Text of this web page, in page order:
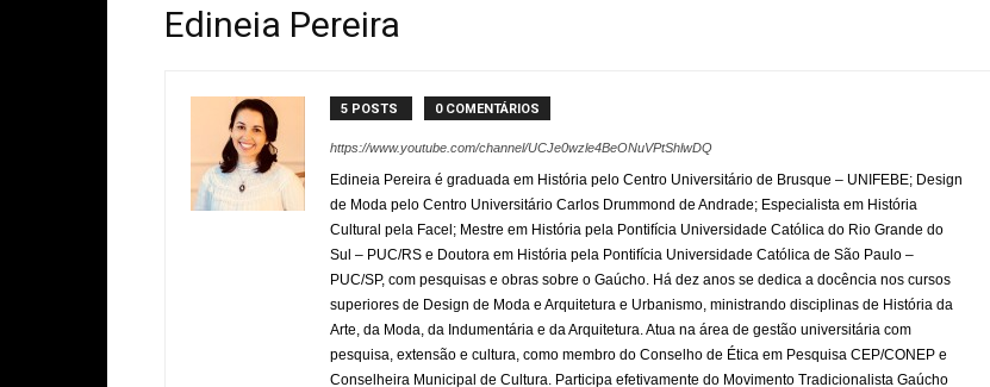
Edineia Pereira
5 POSTS 0 COMENTÁRIOS
https://www.youtube.com/channel/UCJe0wzle4BeONuVPtShlwDQ
Edineia Pereira é graduada em História pelo Centro Universitário de Brusque – UNIFEBE; Design
de Moda pelo Centro Universitário Carlos Drummond de Andrade; Especialista em História
Cultural pela Facel; Mestre em História pela Pontifícia Universidade Católica do Rio Grande do
Sul – PUC/RS e Doutora em História pela Pontifícia Universidade Católica de São Paulo –
PUC/SP, com pesquisas e obras sobre o Gaúcho. Há dez anos se dedica a docência nos cursos
superiores de Design de Moda e Arquitetura e Urbanismo, ministrando disciplinas de História da
Arte, da Moda, da Indumentária e da Arquitetura. Atua na área de gestão universitária com
pesquisa, extensão e cultura, como membro do Conselho de Ética em Pesquisa CEP/CONEP e
Conselheira Municipal de Cultura. Participa efetivamente do Movimento Tradicionalista Gaúcho